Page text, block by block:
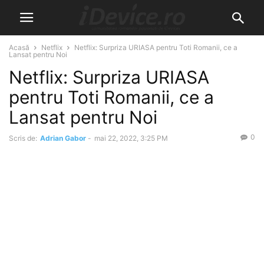
Acasă Netflix
Netflix: Surpriza URIASA pentru Toti Romanii, ce a
Lansat pentru Noi
Netflix: Surpriza URIASA
pentru Toti Romanii, ce a
Lansat pentru Noi
Scris de: Adrian Gabor - mai 22, 2022, 3:25 PM 0